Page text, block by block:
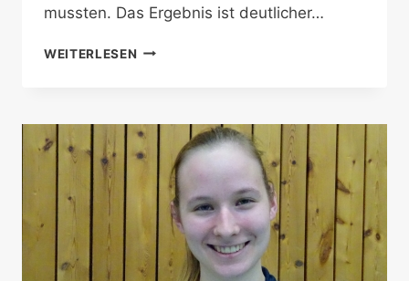
mussten. Das Ergebnis ist deutlicher…
WEITERLESEN ERGEBNIS:
TTSG
FUWIE
7:2